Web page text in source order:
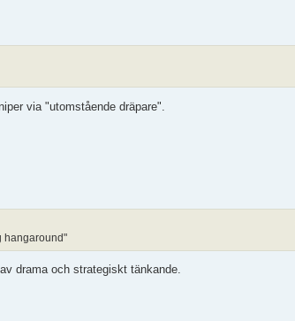
via "utomstående dräpare".
hangaround"
drama och strategiskt tänkande.